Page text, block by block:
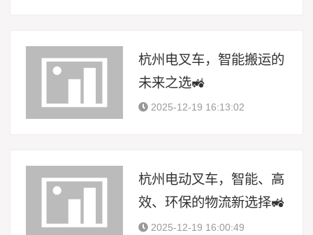
杭州电叉车，智能搬运的
未来之选🚜
2025-12-19 16:13:02
杭州电动叉车，智能、高
效、环保的物流新选择🚜
2025-12-19 16:00:49